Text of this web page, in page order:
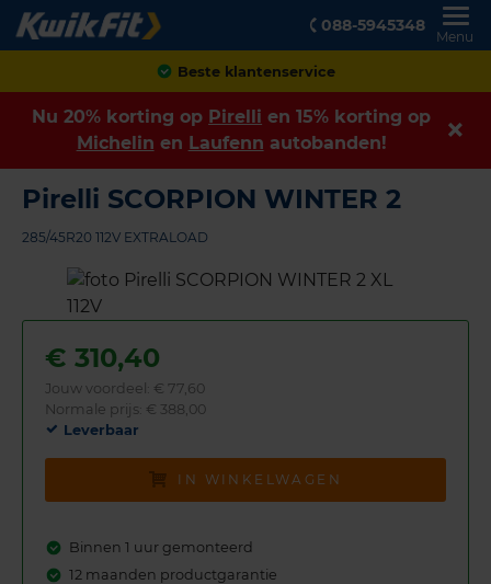
088-5945348
Menu
Achteraf betalen
Nu 20% korting op Pirelli en 15% korting op
Michelin en Laufenn autobanden!
Pirelli SCORPION WINTER 2
285/45R20 112V EXTRALOAD
€ 310,40
Jouw voordeel: € 77,60
Normale prijs: € 388,00
Leverbaar
IN WINKELWAGEN
Binnen 1 uur gemonteerd
12 maanden productgarantie